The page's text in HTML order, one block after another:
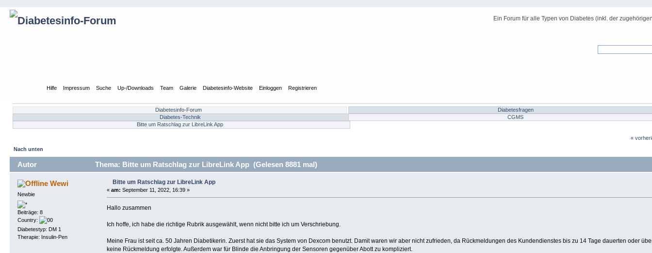
Ein Forum für alle Typen von Diabetes (inkl. der
Hilfe Impressum Suche Up-/Downloads Team Galerie Diabetesinfo-Website Einloggen Registrieren
Diabetesinfo-Forum
Diabetesfragen
Diabetes-Technik
CGMS
Bitte um Ratschlag zur LibreLink App
«
Nach unten
Autor Thema: Bitte um Ratschlag zur LibreLink App (Gelesen 8881 mal)
Wewi
Newbie
Beiträge: 8
Country:
Diabetestyp: DM 1
Therapie: Insulin-Pen
Bitte um Ratschlag zur LibreLink App
« am: September 11, 2022, 16:39 »
Hallo zusammen
Ich hoffe, ich habe die richtige Rubrik ausgewählt, wenn nicht bitte ich um Verschriebung.
Meine Frau ist seit ca. 50 Jahren Diabetikerin. Zuerst hat sie das System von Dexcom benutzt. Damit waren wir aber nicht zufrieden, da Rückmeldungen des Kundendienstes bis zu 14 Tage dauerten oder
keine Rückmeldung erfolgte. Außerdem war für Blinde die Anbringung der Sensoren gegenüber Abott zu kompliziert.